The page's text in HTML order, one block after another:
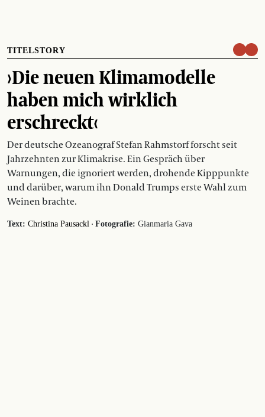
TITELSTORY
›Die neuen Klimamodelle
haben mich wirklich
erschreckt‹
Der deutsche Ozeanograf Stefan Rahmstorf forscht seit
Jahrzehnten zur Klimakrise. Ein Gespräch über
Warnungen, die ignoriert werden, drohende Kipppunkte
und darüber, warum ihn Donald Trumps erste Wahl zum
Weinen brachte.
Text: Christina Pausackl · Fotografie: Gianmaria Gava